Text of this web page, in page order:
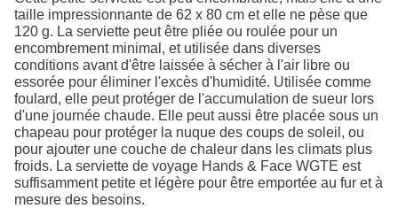
taille impressionnante de 62 x 80 cm et elle ne pèse que
120 g. La serviette peut être pliée ou roulée pour un
encombrement minimal, et utilisée dans diverses
conditions avant d'être laissée à sécher à l'air libre ou
essorée pour éliminer l'excès d'humidité. Utilisée comme
foulard, elle peut protéger de l'accumulation de sueur lors
d'une journée chaude. Elle peut aussi être placée sous un
chapeau pour protéger la nuque des coups de soleil, ou
pour ajouter une couche de chaleur dans les climats plus
froids. La serviette de voyage Hands & Face WGTE est
suffisamment petite et légère pour être emportée au fur et à
mesure des besoins.